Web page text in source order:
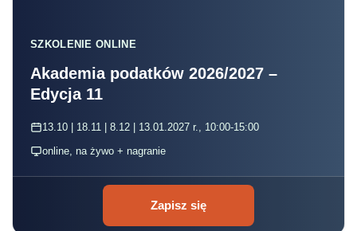
SZKOLENIE ONLINE
Akademia podatków 2026/2027 –
Edycja 11
13.10 | 18.11 | 8.12 | 13.01.2027 r., 10:00-15:00
online, na żywo + nagranie
Zapisz się